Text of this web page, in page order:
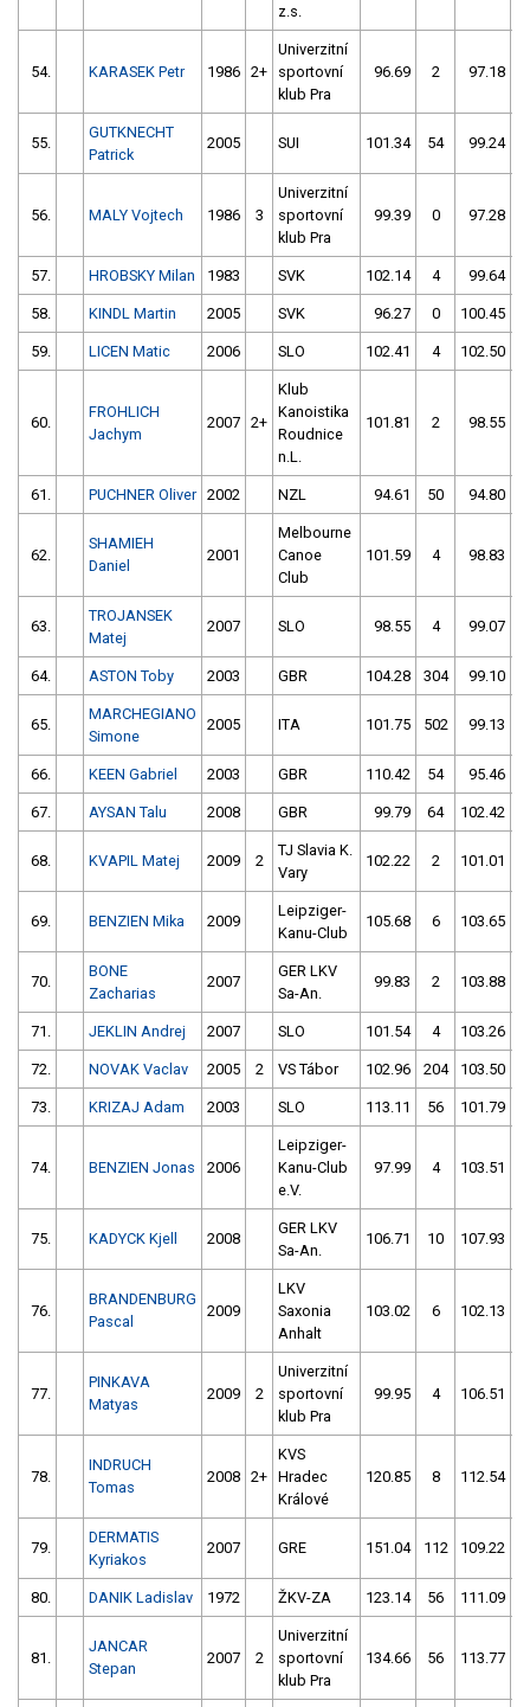
z.s.
54. KARASEK Petr 1986 2+
Univerzitní
sportovní
klub Pra
96.69 2 97.18
55.
GUTKNECHT
Patrick
2005 SUI 101.34 54 99.24
56. MALY Vojtech 1986 3
Univerzitní
sportovní
klub Pra
99.39 0 97.28
57. HROBSKY Milan 1983 SVK 102.14 4 99.64
58. KINDL Martin 2005 SVK 96.27 0 100.45
59. LICEN Matic 2006 SLO 102.41 4 102.50
60.
FROHLICH
Jachym
2007 2+
Klub
Kanoistika
Roudnice
n.L.
101.81 2 98.55
61. PUCHNER Oliver 2002 NZL 94.61 50 94.80
62.
SHAMIEH
Daniel
2001
Melbourne
Canoe
Club
101.59 4 98.83
63.
TROJANSEK
Matej
2007 SLO 98.55 4 99.07
64. ASTON Toby 2003 GBR 104.28 304 99.10
65.
MARCHEGIANO
Simone
2005 ITA 101.75 502 99.13
66. KEEN Gabriel 2003 GBR 110.42 54 95.46
67. AYSAN Talu 2008 GBR 99.79 64 102.42
68. KVAPIL Matej 2009 2
TJ Slavia K.
Vary
102.22 2 101.01
69. BENZIEN Mika 2009
Leipziger-
Kanu-Club
105.68 6 103.65
70.
BONE
Zacharias
2007
GER LKV
Sa-An.
99.83 2 103.88
71. JEKLIN Andrej 2007 SLO 101.54 4 103.26
72. NOVAK Vaclav 2005 2 VS Tábor 102.96 204 103.50
73. KRIZAJ Adam 2003 SLO 113.11 56 101.79
74. BENZIEN Jonas 2006
Leipziger-
Kanu-Club
e.V.
97.99 4 103.51
75. KADYCK Kjell 2008
GER LKV
Sa-An.
106.71 10 107.93
76.
BRANDENBURG
Pascal
2009
LKV
Saxonia
Anhalt
103.02 6 102.13
77.
PINKAVA
Matyas
2009 2
Univerzitní
sportovní
klub Pra
99.95 4 106.51
78.
INDRUCH
Tomas
2008 2+
KVS
Hradec
Králové
120.85 8 112.54
79.
DERMATIS
Kyriakos
2007 GRE 151.04 112 109.22
80. DANIK Ladislav 1972 ŽKV-ZA 123.14 56 111.09
81.
JANCAR
Stepan
2007 2
Univerzitní
sportovní
klub Pra
134.66 56 113.77